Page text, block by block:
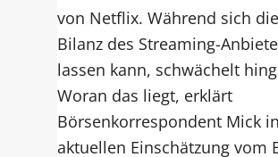
von Netflix. Während sich
Bilanz des Streaming-
lassen kann, schwächelt
Woran das liegt, erklärt
Börsenkorrespondent Mick
aktuellen Einschätzung vom